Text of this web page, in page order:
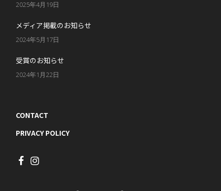
2025年4月19日
メディア掲載のお知らせ
2024年5月17日
受賞のお知らせ
2024年1月22日
CONTACT
PRIVACY POLICY